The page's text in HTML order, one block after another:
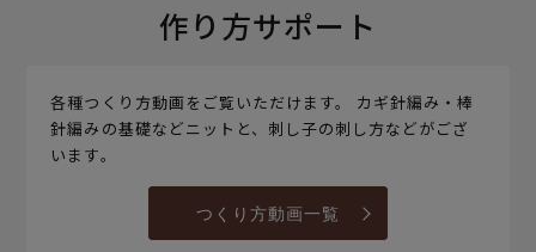
作り方サポート
各種つくり方動画をご覧いただけます。 カギ針編み・棒
針編みの基礎などニットと、刺し子の刺し方などがござ
います。
つくり方動画一覧